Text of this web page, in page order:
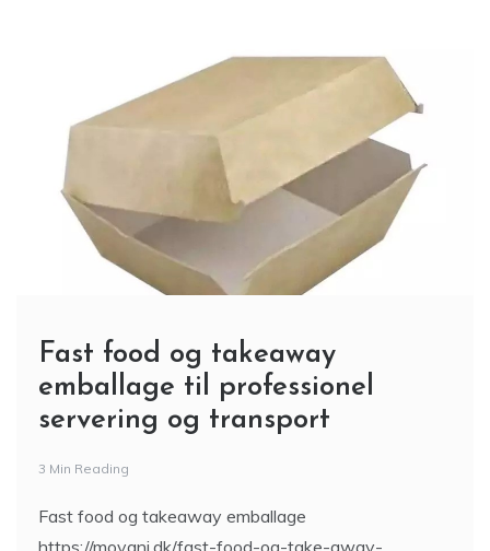
Fast food og takeaway
emballage til professionel
servering og transport
3 Min Reading
Fast food og takeaway emballage
https://movani.dk/fast-food-og-take-away-